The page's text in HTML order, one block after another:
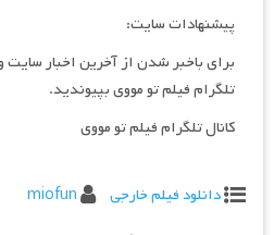
پیشنهادات سایت:
برای باخبر شدن از آخرین اخبار سایت
تلگرام فیلم تو مووی بپیوندید.
کانال تلگرام فیلم تو مووی
دانلود فیلم خارجی
miofun